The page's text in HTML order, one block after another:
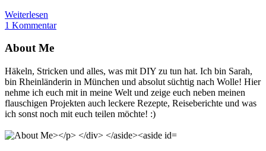
Weiterlesen
1 Kommentar
About Me
Häkeln, Stricken und alles, was mit DIY zu tun hat. Ich bin Sarah,
bin Rheinländerin in München und absolut süchtig nach Wolle! Hier
nehme ich euch mit in meine Welt und zeige euch neben meinen
flauschigen Projekten auch leckere Rezepte, Reiseberichte und was
ich sonst noch mit euch teilen möchte! :)